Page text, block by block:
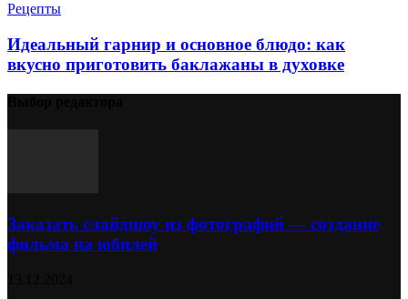
Рецепты
Идеальный гарнир и основное блюдо: как
вкусно приготовить баклажаны в духовке
Заказать слайдшоу из фотографий — создание
фильма на юбилей